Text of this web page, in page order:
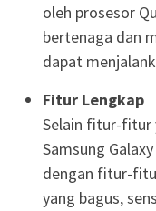
oleh prosesor
bertenaga dan
dapat
Fitur Lengkap
Selain fitur-fitur
Samsung
dengan fitur-
yang bagus,